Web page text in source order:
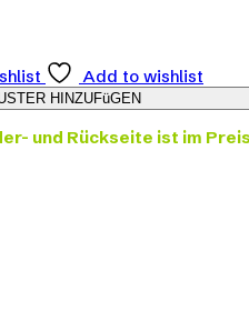
Add to wishlist
und Rückseite ist im